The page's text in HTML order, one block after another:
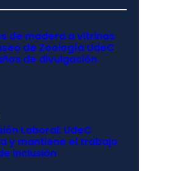
de madera a vitrinas
de Zoología UdeC
de divulgación
Laboral: UdeC
y mantiene el trabajo
inclusión